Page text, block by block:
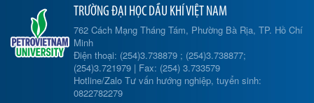
TRƯỜNG ĐẠI HỌC DẦU KHÍ VIỆT NAM
762 Cách Mạng Tháng Tám, Phường Bà Rịa, TP. Hồ Chí
Minh
Điện thoại: (254)3.738879 ; (254)3.738877;
(254)3.721979 | Fax: (254) 3.733579
Hotline/Zalo Tư vấn hướng nghiệp, tuyển sinh:
0822782279